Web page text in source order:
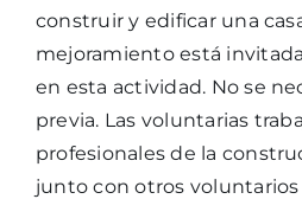
construir y edificar una
mejoramiento está
en esta actividad. No se
previa. Las voluntarias
profesionales de la
junto con otros